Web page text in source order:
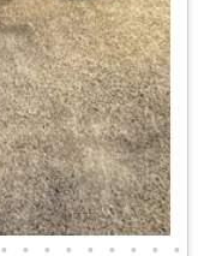
• • • • • • • • •